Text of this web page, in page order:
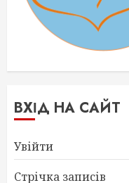
ВХІД НА САЙТ
Увійти
Стрічка записів